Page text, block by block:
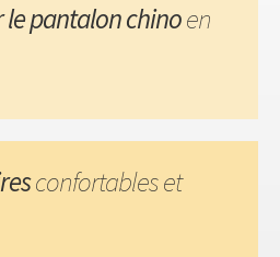
pantalon chinoen
confortables et